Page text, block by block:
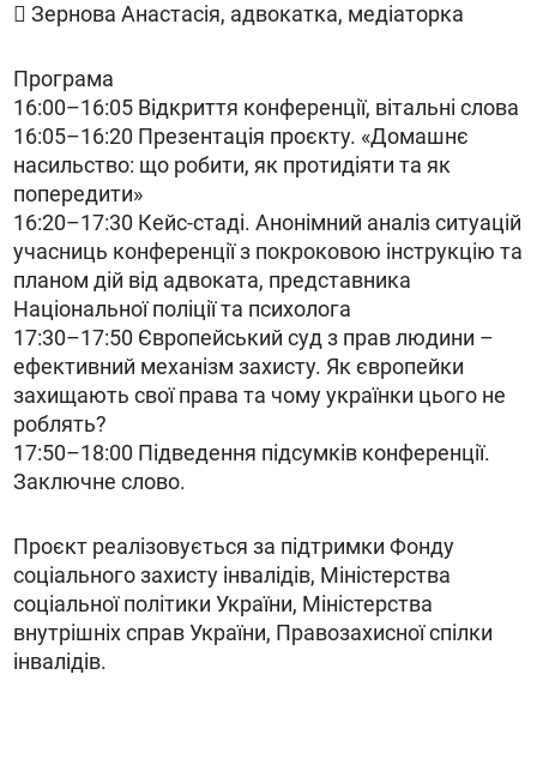
 Зернова Анастасія, адвокатка, медіаторка
Програма
16:00–16:05 Відкриття конференції, вітальні слова
16:05–16:20 Презентація проєкту. «Домашнє
насильство: що робити, як протидіяти та як
попередити»
16:20–17:30 Кейс-стаді. Анонімний аналіз ситуацій
учасниць конференції з покроковою інструкцію та
планом дій від адвоката, представника
Національної поліції та психолога
17:30–17:50 Європейський суд з прав людини –
ефективний механізм захисту. Як європейки
захищають свої права та чому українки цього не
роблять?
17:50–18:00 Підведення підсумків конференції.
Заключне слово.
Проєкт реалізовується за підтримки Фонду
соціального захисту інвалідів, Міністерства
соціальної політики України, Міністерства
внутрішніх справ України, Правозахисної спілки
інвалідів.